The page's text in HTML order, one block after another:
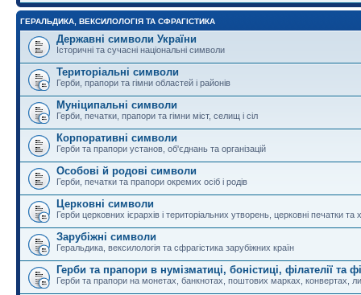
ГЕРАЛЬДИКА, ВЕКСИЛОЛОГІЯ ТА СФРАГІСТИКА
Державні символи України
Історичні та сучасні національні символи
Територіальні символи
Герби, прапори та гімни областей і районів
Муніципальні символи
Герби, печатки, прапори та гімни міст, селищ і сіл
Корпоративні символи
Герби та прапори установ, об'єднань та організацій
Особові й родові символи
Герби, печатки та прапори окремих осіб і родів
Церковні символи
Герби церковних ієрархів і територіальних утворень, церковні печатки та
Зарубіжні символи
Геральдика, вексилологія та сфрагістика зарубіжних країн
Герби та прапори в нумізматиці, боністиці, філателії та
Герби та прапори на монетах, банкнотах, поштових марках, конвертах,